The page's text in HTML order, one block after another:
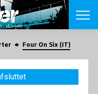
SØG
English
VÆLG
COPENHAGEN
Four On Six (IT)